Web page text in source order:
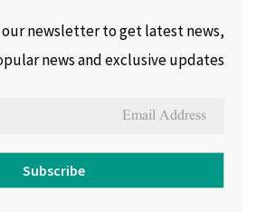
newsletter to get latest news,
news and exclusive updates.
Subscribe